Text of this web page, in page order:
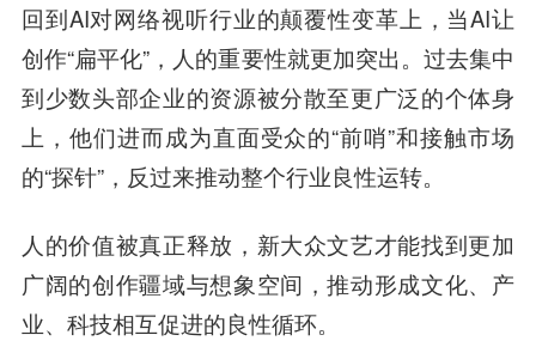
回到AI对网络视听行业的颠覆性变革上，当AI让
创作“扁平化”，人的重要性就更加突出。过去集中
到少数头部企业的资源被分散至更广泛的个体身
上，他们进而成为直面受众的“前哨”和接触市场
的“探针”，反过来推动整个行业良性运转。
人的价值被真正释放，新大众文艺才能找到更加
广阔的创作疆域与想象空间，推动形成文化、产
业、科技相互促进的良性循环。